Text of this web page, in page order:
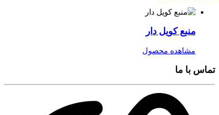
منبع کویل دار
مشاهده محصول
تماس با ما